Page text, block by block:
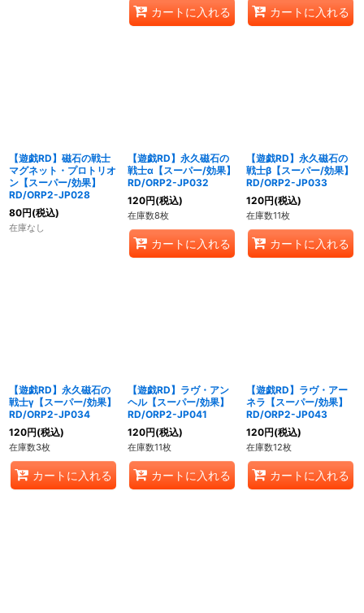
カートに入れる カートに入れる
【遊戯RD】磁石の戦士
マグネット・プロトリオ
ン【スーパー/効果】
RD/ORP2-JP028
80円(税込)
在庫なし
【遊戯RD】永久磁石の
戦士α【スーパー/効果】
RD/ORP2-JP032
120円(税込)
在庫数8枚
カートに入れる
【遊戯RD】永久磁石の
戦士β【スーパー/効果】
RD/ORP2-JP033
120円(税込)
在庫数11枚
カートに入れる
【遊戯RD】永久磁石の
戦士γ【スーパー/効果】
RD/ORP2-JP034
120円(税込)
在庫数3枚
カートに入れる
【遊戯RD】ラヴ・アン
ヘル【スーパー/効果】
RD/ORP2-JP041
120円(税込)
在庫数11枚
カートに入れる
【遊戯RD】ラヴ・アー
ネラ【スーパー/効果】
RD/ORP2-JP043
120円(税込)
在庫数12枚
カートに入れる